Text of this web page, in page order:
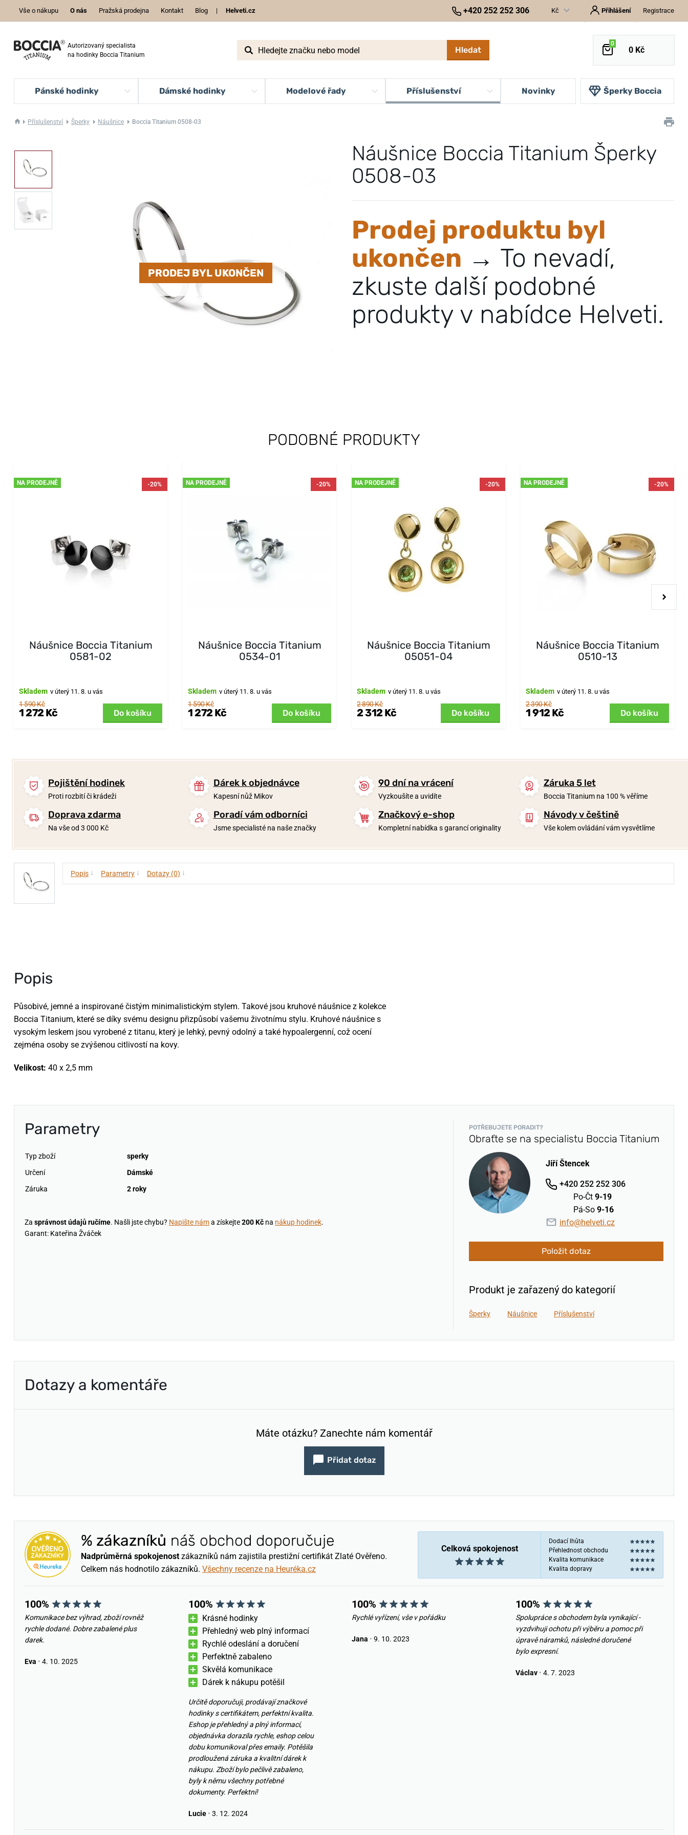
Vše o nákupu O nás Pražská prodejna Kontakt Blog | Helveti.cz +420 252 252 306 Kč Přihlášení Registrace
Autorizovaný specialista
na hodinky Boccia Titanium
Hledat
0
0 Kč
Pánské hodinky Dámské hodinky Modelové řady Příslušenství Novinky Šperky Boccia
Příslušenství Šperky Náušnice Boccia Titanium 0508-03
Náušnice Boccia Titanium Šperky
0508-03
PRODEJ BYL UKONČEN
Prodej produktu byl
ukončen → To nevadí,
zkuste další podobné
produkty v nabídce Helveti.
PODOBNÉ PRODUKTY
NA PRODEJNĚ -20%
Náušnice Boccia Titanium
0581-02
Skladem v úterý 11. 8. u vás
1 590 Kč
1 272 Kč Do košíku
NA PRODEJNĚ -20%
Náušnice Boccia Titanium
0534-01
Skladem v úterý 11. 8. u vás
1 590 Kč
1 272 Kč Do košíku
NA PRODEJNĚ -20%
Náušnice Boccia Titanium
05051-04
Skladem v úterý 11. 8. u vás
2 890 Kč
2 312 Kč Do košíku
NA PRODEJNĚ -20%
Náušnice Boccia Titanium
0510-13
Skladem v úterý 11. 8. u vás
2 390 Kč
1 912 Kč Do košíku
Pojištění hodinek
Proti rozbití či krádeži
Dárek k objednávce
Kapesní nůž Mikov
90 dní na vrácení
Vyzkoušíte a uvidíte
Záruka 5 let
Boccia Titanium na 100 % věříme
Doprava zdarma
Na vše od 3 000 Kč
Poradí vám odborníci
Jsme specialisté na naše značky
Značkový e-shop
Kompletní nabídka s garancí originality
Návody v češtině
Vše kolem ovládání vám vysvětlíme
Popis ↓ Parametry ↓ Dotazy (0) ↓
Popis
Působivé, jemné a inspirované čistým minimalistickým stylem. Takové jsou kruhové náušnice z kolekce
Boccia Titanium, které se díky svému designu přizpůsobí vašemu životnímu stylu. Kruhové náušnice s
vysokým leskem jsou vyrobené z titanu, který je lehký, pevný odolný a také hypoalergenní, což ocení
zejména osoby se zvýšenou citlivostí na kovy.
Velikost: 40 x 2,5 mm
Parametry
Typ zboží
sperky
Určení
Dámské
Záruka
2 roky
Za správnost údajů ručíme. Našli jste chybu? Napište náma získejte200 Kč na nákup hodinek.
Garant: Kateřina Žváček
POTŘEBUJETE PORADIT?
Obraťte se na specialistu Boccia Titanium
Jiří Štencek
+420 252 252 306
Po-Čt 9-19
Pá-So 9-16
info@helveti.cz
Položit dotaz
Produkt je zařazený do kategorií
Šperky Náušnice Příslušenství
Dotazy a komentáře
Máte otázku? Zanechte nám komentář
Přidat dotaz
Celková spokojenost
Dodací lhůta
Přehlednost obchodu
Kvalita komunikace
Kvalita dopravy
% zákazníků náš obchod doporučuje
Nadprůměrná spokojenostzákazníků nám zajistila prestižní certifikát Zlaté Ověřeno.
Celkem nás hodnotilo zákazníků. Všechny recenze na Heuréka.cz
100%
Komunikace bez výhrad, zboží rovněž
rychle dodané. Dobre zabalené plus
darek.
Eva • 4. 10. 2025
100%
Krásné hodinky
Přehledný web plný informací
Rychlé odeslání a doručení
Perfektně zabaleno
Skvělá komunikace
Dárek k nákupu potěšil
Určitě doporučuji, prodávají značkové
hodinky s certifikátem, perfektní kvalita.
Eshop je přehledný a plný informací,
objednávka dorazila rychle, eshop celou
dobu komunikoval přes emaily. Potěšila
prodloužená záruka a kvalitní dárek k
nákupu. Zboží bylo pečlivě zabaleno,
byly k němu všechny potřebné
dokumenty. Perfektní!
Lucie • 3. 12. 2024
100%
Rychlé vyřízení, vše v pořádku
Jana • 9. 10. 2023
100%
Spolupráce s obchodem byla vynikající -
vyzdvihuji ochotu při výběru a pomoc při
úpravě náramků, následné doručené
bylo expresní.
Václav • 4. 7. 2023